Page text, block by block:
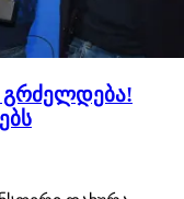
გრძელდება!